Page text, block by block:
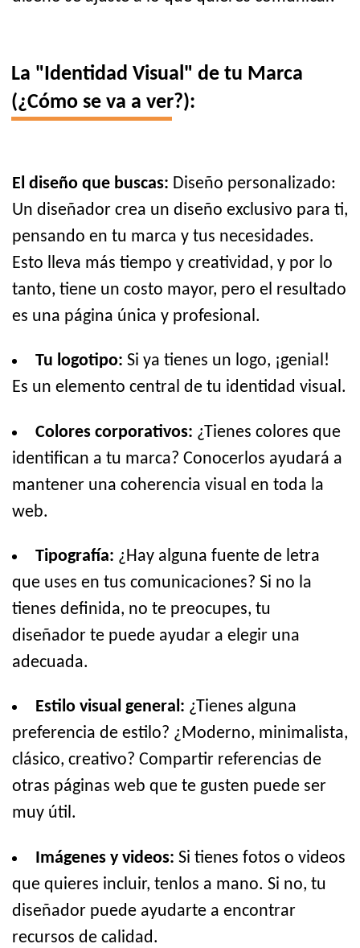
La "Identidad Visual" de tu Marca
(¿Cómo se va a ver?):
El diseño que buscas: Diseño personalizado:
Un diseñador crea un diseño exclusivo para ti,
pensando en tu marca y tus necesidades.
Esto lleva más tiempo y creatividad, y por lo
tanto, tiene un costo mayor, pero el resultado
es una página única y profesional.
Tu logotipo: Si ya tienes un logo, ¡genial!
Es un elemento central de tu identidad visual.
Colores corporativos: ¿Tienes colores que
identifican a tu marca? Conocerlos ayudará a
mantener una coherencia visual en toda la
web.
Tipografía: ¿Hay alguna fuente de letra
que uses en tus comunicaciones? Si no la
tienes definida, no te preocupes, tu
diseñador te puede ayudar a elegir una
adecuada.
Estilo visual general: ¿Tienes alguna
preferencia de estilo? ¿Moderno, minimalista,
clásico, creativo? Compartir referencias de
otras páginas web que te gusten puede ser
muy útil.
Imágenes y videos: Si tienes fotos o videos
que quieres incluir, tenlos a mano. Si no, tu
diseñador puede ayudarte a encontrar
recursos de calidad.